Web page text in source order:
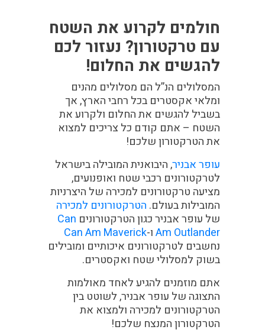
חולמים לקרוע את השטח
עם טרקטורון? נעזור לכם
להגשים את החלום!
המסלולים הנ”ל הם מסלולים מהנים
ומלאי אקסטרים בכל רחבי הארץ, אך
בשביל להגשים את החלום ולקרוע את
השטח – אתם קודם כל צריכים למצוא
את הטרקטורון שלכם!
עופר אבניר, היבואנית המובילה בישראל
לטרקטורונים רכבי שטח ואופנועים,
מציעה טרקטורונים למכירה של היצרניות
המובילות בעולם. הטרקטורונים למכירה
של עופר אבניר כגון הטרקטורונים Can
Am Outlanderו-Can Am Maverick
נחשבים לטרקטורונים איכותיים ומובילים
בשוק למסלולי שטח ואקסטרים.
אתם מוזמנים להגיע לאחד מאולמות
התצוגה של עופר אבניר, לשוטט בין
הטרקטורונים למכירה ולמצוא את
הטרקטורון המנצח שלכם!